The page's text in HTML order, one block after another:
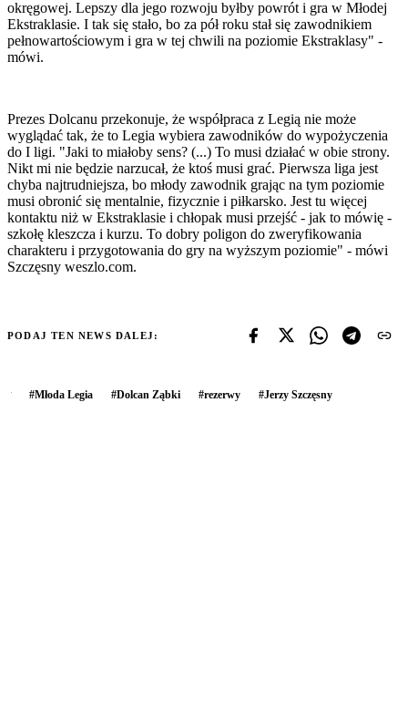
okręgowej. Lepszy dla jego rozwoju byłby powrót i gra w Młodej
Ekstraklasie. I tak się stało, bo za pół roku stał się zawodnikiem
pełnowartościowym i gra w tej chwili na poziomie Ekstraklasy" -
mówi.
Prezes Dolcanu przekonuje, że współpraca z Legią nie może
wyglądać tak, że to Legia wybiera zawodników do wypożyczenia
do I ligi. "Jaki to miałoby sens? (...) To musi działać w obie strony.
Nikt mi nie będzie narzucał, że ktoś musi grać. Pierwsza liga jest
chyba najtrudniejsza, bo młody zawodnik grając na tym poziomie
musi obronić się mentalnie, fizycznie i piłkarsko. Jest tu więcej
kontaktu niż w Ekstraklasie i chłopak musi przejść - jak to mówię -
szkołę kleszcza i kurzu. To dobry poligon do zweryfikowania
charakteru i przygotowania do gry na wyższym poziomie" - mówi
Szczęsny weszlo.com.
PODAJ TEN NEWS DALEJ:
#Młoda Legia #Dolcan Ząbki #rezerwy #Jerzy Szczęsny